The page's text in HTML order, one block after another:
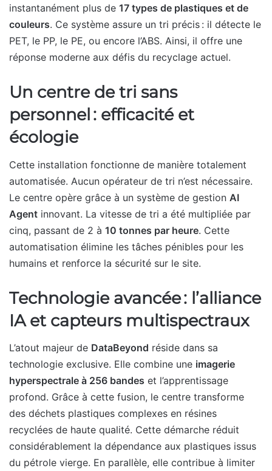
instantanément plus de 17 types de plastiques et de
couleurs. Ce système assure un tri précis : il détecte le
PET, le PP, le PE, ou encore l’ABS. Ainsi, il offre une
réponse moderne aux défis du recyclage actuel.
Un centre de tri sans
personnel : efficacité et
écologie
Cette installation fonctionne de manière totalement
automatisée. Aucun opérateur de tri n’est nécessaire.
Le centre opère grâce à un système de gestion AI
Agent innovant. La vitesse de tri a été multipliée par
cinq, passant de 2 à 10 tonnes par heure. Cette
automatisation élimine les tâches pénibles pour les
humains et renforce la sécurité sur le site.
Technologie avancée : l’alliance
IA et capteurs multispectraux
L’atout majeur de DataBeyond réside dans sa
technologie exclusive. Elle combine une imagerie
hyperspectrale à 256 bandes et l’apprentissage
profond. Grâce à cette fusion, le centre transforme
des déchets plastiques complexes en résines
recyclées de haute qualité. Cette démarche réduit
considérablement la dépendance aux plastiques issus
du pétrole vierge. En parallèle, elle contribue à limiter